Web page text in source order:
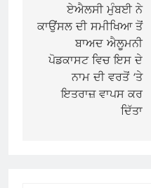
navigation
ਏਐਲਸੀ ਮੁੰਬਈ ਨੇ
ਕਾਉਂਸਲ ਦੀ ਸਮੀਖਿਆ ਤੋਂ
ਬਾਅਦ ਐਲੂਮਨੀ
ਪੋਡਕਾਸਟ ਵਿਚ ਇਸ ਦੇ
ਨਾਮ ਦੀ ਵਰਤੋਂ ‘ਤੇ
ਇਤਰਾਜ਼ ਵਾਪਸ ਕਰ
ਦਿੱਤਾ